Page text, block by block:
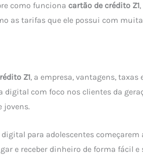
como funciona cartão de crédito Z1
as tarifas que ele possui com
Z1, a empresa, vantagens, taxas
digital com foco nos clientes da
jovens.
para adolescentes começarem
e receber dinheiro de forma fácil e